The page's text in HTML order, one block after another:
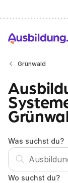
Grünwald
Was suchst du?
Wo suchst du?